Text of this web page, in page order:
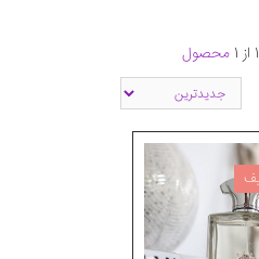
1 از 1 محصول